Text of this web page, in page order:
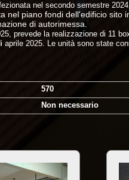
nel secondo semestre
nel piano fondi dell'edificio sito
di autorimessa.
prevede la realizzazione di 11
aprile 2025. Le unità sono state
570
Non necessario